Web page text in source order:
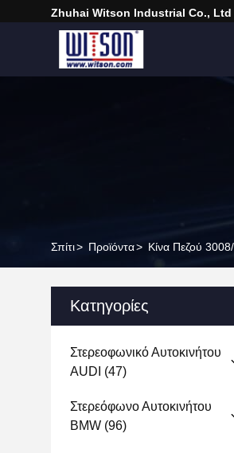
Zhuhai Witson Industrial Co., Ltd
Σπίτι> Προϊόντα> Κίνα Πεζού
Κατηγορίες
Στερεοφωνικό Αυτοκινήτου
AUDI (47)
Στερεόφωνο Αυτοκινήτου
BMW (96)